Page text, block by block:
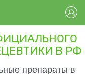
В РФ
препараты в